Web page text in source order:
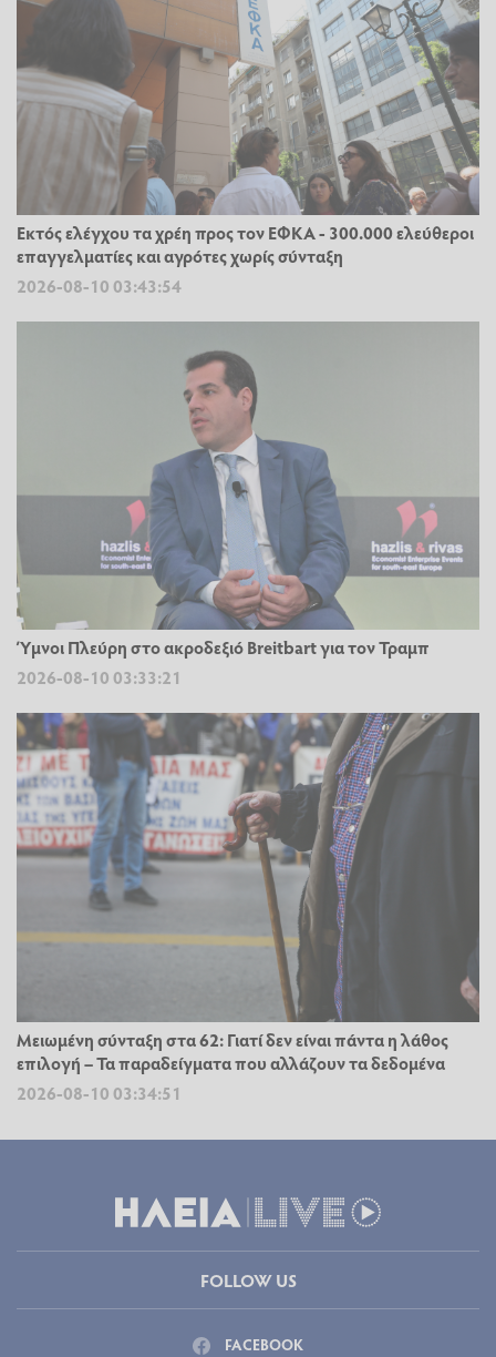
Εκτός ελέγχου τα χρέη προς τον ΕΦΚΑ - 300.000 ελεύθεροι
επαγγελματίες και αγρότες χωρίς σύνταξη
2026-08-10 03:43:54
Ύμνοι Πλεύρη στο ακροδεξιό Breitbart για τον Τραμπ
2026-08-10 03:33:21
Μειωμένη σύνταξη στα 62: Γιατί δεν είναι πάντα η λάθος
επιλογή – Τα παραδείγματα που αλλάζουν τα δεδομένα
2026-08-10 03:34:51
FOLLOW US
FACEBOOK